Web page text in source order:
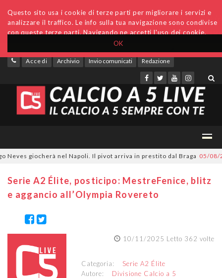
OK
Questo sito usa i cookie di terze parti per migliorare i servizi e
analizzare il traffico. Le info sulla tua navigazione sono condivise
con queste terze parti. Navigando ne accetti l'uso dei cookie.
Accedi Archivio Invio comunicati Redazione
giocherà nel Napoli. Il pivot arriva in prestito dal Braga 05/08/2026
Serie A2 Élite, posticipo: MestreFenice, blitz
e aggancio all’Olympia Rovereto
10/11/2025 Letto 362 volte
Categoria: Serie A2 Élite
Autore: Divisione Calcio a 5